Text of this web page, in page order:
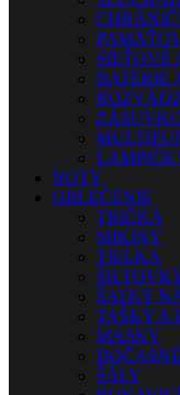
SIEŤOVÉ
BATÉRIE
NOTY
OBLEČENIE
TRIČKÁ
MIKINY
TIELKA
ŠATKY
TAŠKY A
MASKY
ŠÁLY